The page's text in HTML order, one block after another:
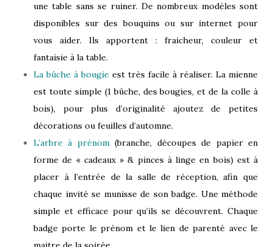
une table sans se ruiner. De nombreux modèles sont
disponibles sur des bouquins ou sur internet pour
vous aider. Ils apportent : fraicheur, couleur et
fantaisie à la table.
La bûche à bougie est très facile à réaliser. La mienne
est toute simple (1 bûche, des bougies, et de la colle à
bois), pour plus d’originalité ajoutez de petites
décorations ou feuilles d’automne.
L’arbre à prénom (branche, découpes de papier en
forme de « cadeaux » & pinces à linge en bois) est à
placer à l’entrée de la salle de réception, afin que
chaque invité se munisse de son badge. Une méthode
simple et efficace pour qu’ils se découvrent. Chaque
badge porte le prénom et le lien de parenté avec le